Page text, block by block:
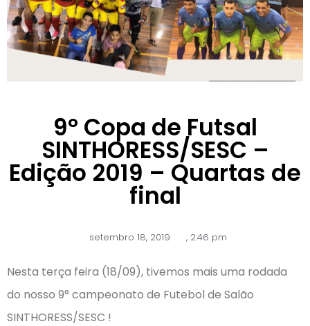
9º Copa de Futsal
SINTHORESS/SESC –
Edição 2019 – Quartas de
final
setembro 18, 2019 ,2:46 pm
Nesta terça feira (18/09), tivemos mais uma rodada
do nosso 9° campeonato de Futebol de Salão
SINTHORESS/SESC !